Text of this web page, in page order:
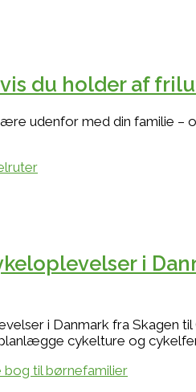
du holder af
udenfor med din familie
i
i Danmark fra Skagen
cykelture og